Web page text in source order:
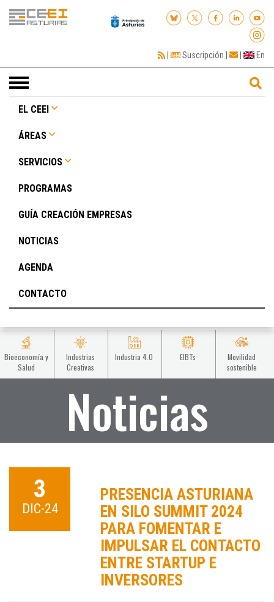
| Suscripción | | En
Toggle
navigation
EL CEEI
ÁREAS
SERVICIOS
PROGRAMAS
GUÍA CREACIÓN EMPRESAS
NOTICIAS
AGENDA
CONTACTO
Bioeconomía y
Salud
Industrias
Creativas
Industria 4.0 EIBTs
Movilidad
sostenible
Noticias
3
DIC-24
PRESENCIA ASTURIANA
EN SILO SUMMIT 2024
PARA FOMENTAR E
IMPULSAR EL CONTACTO
ENTRE STARTUP E
INVERSORES